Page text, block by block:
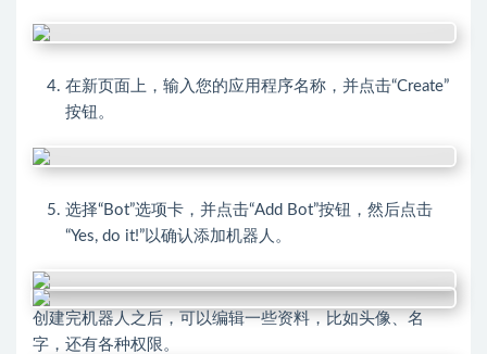
在新页面上，输入您的应用程序名称，并点击“Create”
按钮。
选择“Bot”选项卡，并点击“Add Bot”按钮，然后点击
“Yes, do it!”以确认添加机器人。
创建完机器人之后，可以编辑一些资料，比如头像、名
字，还有各种权限。